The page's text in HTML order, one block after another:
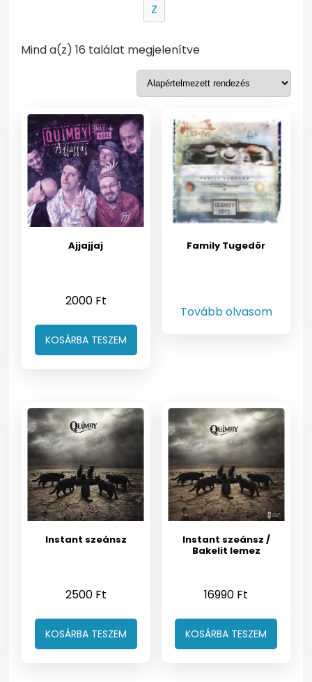
Z
Mind a(z) 16 találat megjelenítve
Ajjajjaj
2000 Ft
KOSÁRBA TESZEM
Family Tugedör
Tovább olvasom
Instant szeánsz
2500 Ft
KOSÁRBA TESZEM
Instant szeánsz /
Bakelit lemez
16990 Ft
KOSÁRBA TESZEM